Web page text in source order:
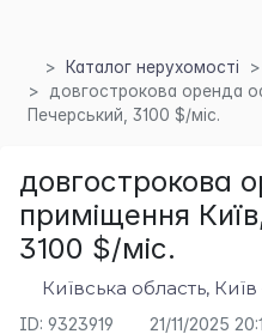
Каталог нерухомості
довгострокова оренда
Печерський, 3100 $/міс.
довгострокова
приміщення
3100 $/міс.
Київська область, Київ
ID: 9323919 21/11/2025